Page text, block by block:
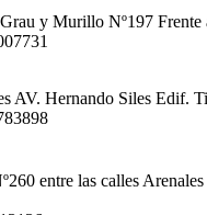
y Murillo Nº197
AV. Hernando Siles Edif.
entre las calles